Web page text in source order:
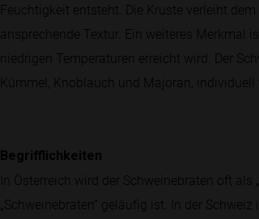
Feuchtigkeit entsteht. Die Kruste verleiht
ansprechende Textur. Ein weiteres Merkmal
niedrigen Temperaturen erreicht wird. Der
Kümmel, Knoblauch und Majoran, individuell
Begrifflichkeiten
In Österreich wird der Schweinebraten oft
„Schweinebraten“ geläufig ist. In der